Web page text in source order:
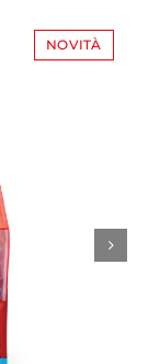
NOVITÀ